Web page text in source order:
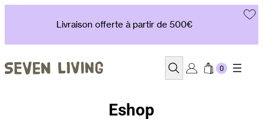
Livraison offerte à partir de 500€
Recherche
Eshop